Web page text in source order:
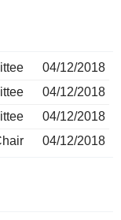
04/12/2018
04/12/2018
04/12/2018
04/12/2018